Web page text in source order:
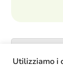
Utilizziamo i